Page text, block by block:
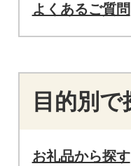
よくあるご質問
目的別で
お礼品から探す